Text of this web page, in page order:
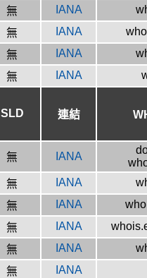
無 IANA
無 IANA
無 IANA
無 IANA
SLD 連結
無 IANA
無 IANA
無 IANA
無 IANA
無 IANA
無
IANA